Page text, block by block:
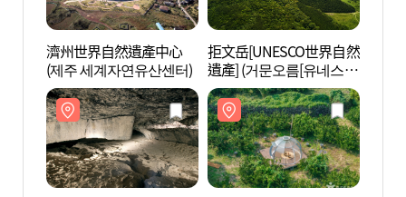
濟州世界自然遺產中心
(제주 세계자연유산센터)
拒文岳[UNESCO世界自然
遺產] (거문오름[유네스코
세계자연유산])